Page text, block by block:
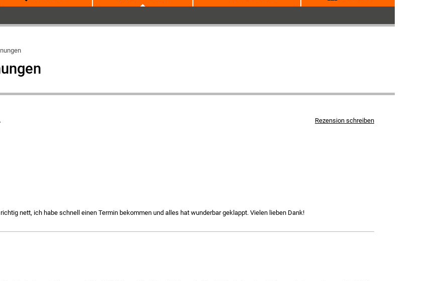
Rezension schreiben
nett, ich habe schnell einen Termin bekommen und alles hat wunderbar geklappt. Vielen lieben Dank!